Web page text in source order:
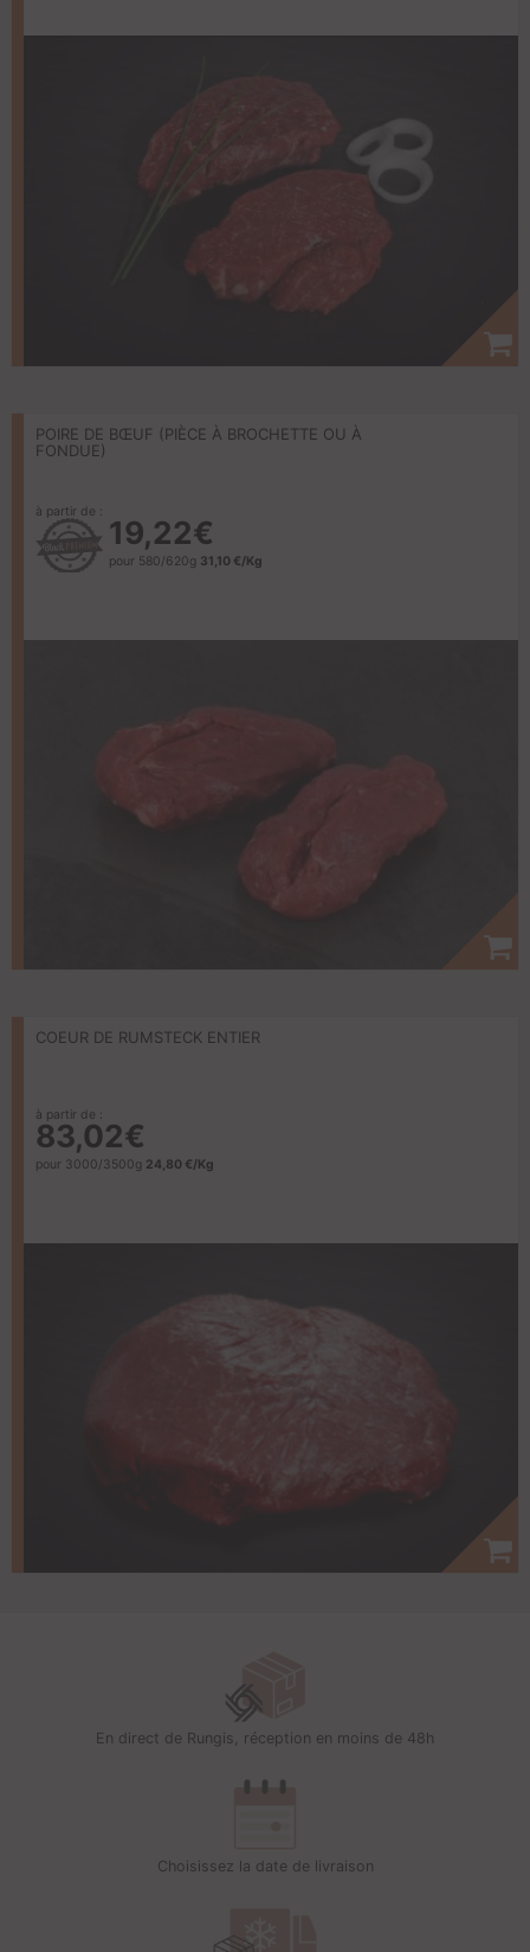
POIRE DE BŒUF (PIÈCE À BROCHETTE OU À
FONDUE)
à partir de :
19,22€
pour 580/620g 31,10 €/Kg
COEUR DE RUMSTECK ENTIER
à partir de :
83,02€
pour 3000/3500g 24,80 €/Kg
En direct de Rungis, réception en moins de 48h
Choisissez la date de livraison